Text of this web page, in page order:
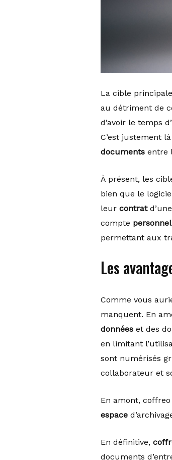
La cible
au détriment de
d’avoir le temps
C’est justement
documentsentre
À présent, les
bien que le
leur contrat
compte personnel
permettant aux
Les
Comme vous
manquent. En
donnéeset des
en limitant
sont numérisés
collaborateur et
En amont,
espace
En définitive,
documents